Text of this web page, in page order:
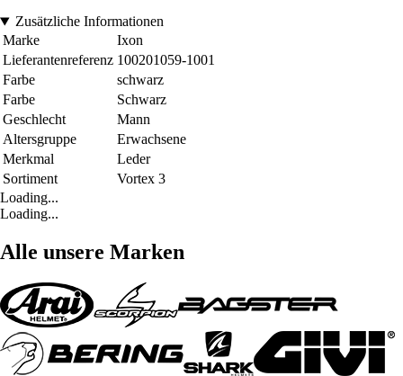
Zusätzliche Informationen
Marke
Ixon
Lieferantenreferenz 100201059-1001
Farbe
schwarz
Farbe
Schwarz
Geschlecht
Mann
Altersgruppe
Erwachsene
Merkmal
Leder
Sortiment
Vortex 3
Loading...
Loading...
Alle unsere Marken